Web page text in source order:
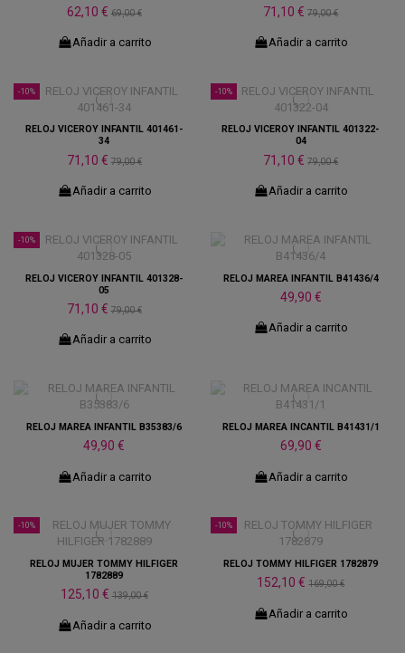
62,10 € 69,00 €
Añadir a carrito
71,10 €79,00 €
Añadir a carrito
-10%
RELOJ VICEROY INFANTIL 401461-
34
71,10 € 79,00 €
Añadir a carrito
-10%
RELOJ VICEROY INFANTIL 401322-
04
71,10 €79,00 €
Añadir a carrito
-10%
RELOJ VICEROY INFANTIL 401328-
05
71,10 € 79,00 €
Añadir a carrito
RELOJ MAREA INFANTIL B41436/4
49,90 €
Añadir a carrito
RELOJ MAREA INFANTIL B35383/6
49,90 €
Añadir a carrito
RELOJ MAREA INCANTIL B41431/1
69,90 €
Añadir a carrito
-10%
RELOJ MUJER TOMMY HILFIGER
1782889
125,10 € 139,00 €
Añadir a carrito
-10%
RELOJ TOMMY HILFIGER 1782879
152,10 €169,00 €
Añadir a carrito